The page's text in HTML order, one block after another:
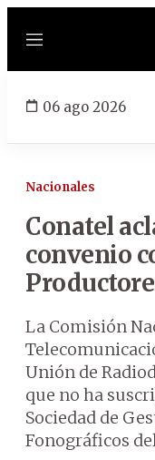
Menú
06 ago 2026
Nacionales
Conatel
convenio
La Comisión
Unión de
que no ha
Sociedad de
Fonográficos